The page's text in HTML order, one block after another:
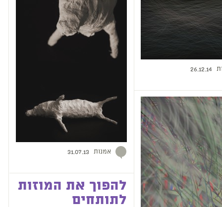
26.12.14
אמנות 31.07.13
להפוך את המוזות
לתותחים